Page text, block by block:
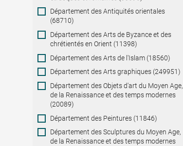
Département des Antiquités orientales
(68710)
Département des Arts de Byzance et des
chrétientés en Orient (11398)
Département des Arts de l'Islam (18560)
Département des Arts graphiques (249951)
Département des Objets d'art du Moyen Age,
de la Renaissance et des temps modernes
(20089)
Département des Peintures (11846)
Département des Sculptures du Moyen Age,
de la Renaissance et des temps modernes